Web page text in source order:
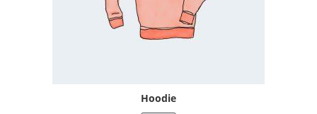
Hoodie